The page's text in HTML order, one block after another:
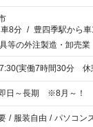
8分 / 豊四季駅から
等の外注製造・卸売業
実働7時間30分 休
即日～長期 ※8月～！
/ 服装自由 / パソコン